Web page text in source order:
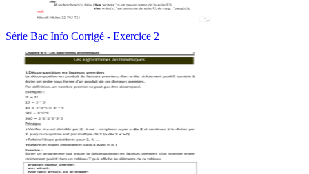
Série Bac Info Corrigé - Exercice 2